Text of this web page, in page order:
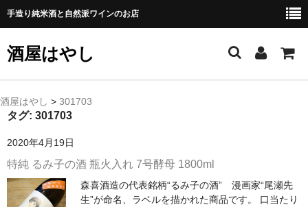
手造り純米酒と自然派ワインのお店
酒屋はやし
ホーム
純 米 酒
よえもん 川村酒造店（岩手県花巻市）
酒屋はやし > 301703
タグ: 301703
2020年4月19日
特純 るみ子の酒 瓶火入れ 7号酵母 1800ml
森喜酒造の代表銘柄“るみ子の酒” 漫画家“尾瀬先
生”が命名、ラベルを描かれた商品です。 口当たり